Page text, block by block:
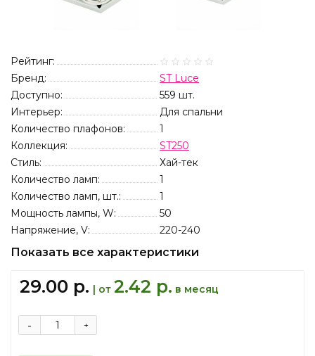
Рейтинг:
Бренд:
ST Luce
Доступно:
559 шт.
Интерьер:
Для спальни
Количество плафонов:
1
Коллекция:
ST250
Стиль:
Хай-тек
Количество ламп:
1
Количество ламп, шт.:
1
Мощность лампы, W:
50
Напряжение, V:
220-240
Показать все характеристики
29.00 р. | от 2.42 р. в месяц
+
-